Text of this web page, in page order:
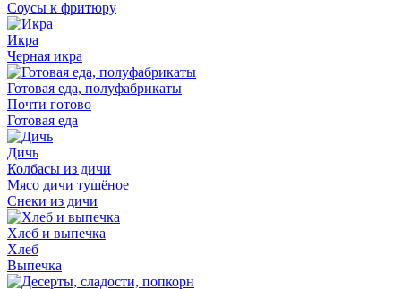
Соусы к фритюру
Икра
Черная икра
Готовая еда, полуфабрикаты
Почти готово
Готовая еда
Дичь
Колбасы из дичи
Мясо дичи тушёное
Снеки из дичи
Хлеб и выпечка
Хлеб
Выпечка